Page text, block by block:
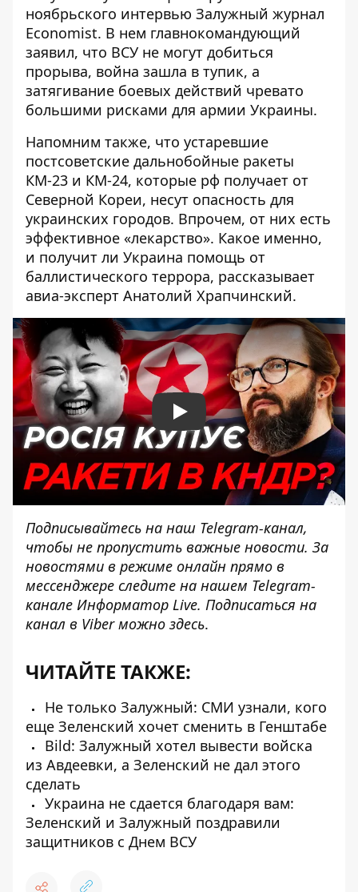
ноябрьского интервью Залужный журнал
Economist. В нем главнокомандующий
заявил, что ВСУ не могут добиться
прорыва, война зашла в тупик, а
затягивание боевых действий чревато
большими рисками для армии Украины.
Напомним также, что устаревшие
постсоветские дальнобойные ракеты
КМ-23 и КМ-24, которые рф получает от
Северной Кореи, несут опасность для
украинских городов. Впрочем, от них есть
эффективное «лекарство». Какое именно,
и получит ли Украина помощь от
баллистического террора, рассказывает
авиа-эксперт Анатолий Храпчинский.
Play
Подписывайтесь на наш Telegram-канал,
чтобы не пропустить важные новости. За
новостями в режиме онлайн прямо в
мессенджере следите на нашем Telegram-
канале Информатор Live. Подписаться на
канал в Viber можно здесь.
ЧИТАЙТЕ ТАКЖЕ:
Не только Залужный: СМИ узнали, кого
еще Зеленский хочет сменить в Генштабе
Bild: Залужный хотел вывести войска
из Авдеевки, а Зеленский не дал этого
сделать
Украина не сдается благодаря вам:
Зеленский и Залужный поздравили
защитников с Днем ВСУ